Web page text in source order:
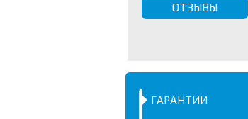
ОТЗЫВЫ
ГАРАНТИИ